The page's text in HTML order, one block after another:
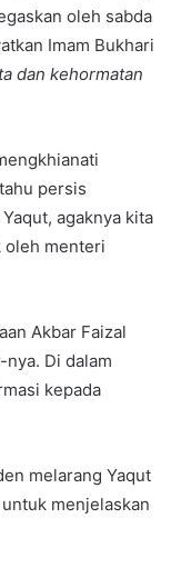
oleh sabda
Imam Bukhari
dan kehormatan
persis
agaknya kita
menteri
Akbar Faizal
-nya. Di dalam
kepada
melarang Yaqut
menjelaskan